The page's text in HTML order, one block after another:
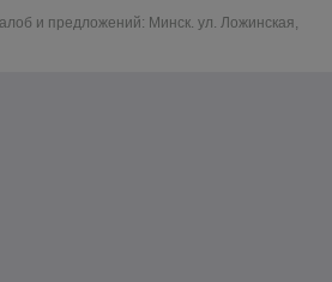
и предложений: Минск. ул. Ложинская,